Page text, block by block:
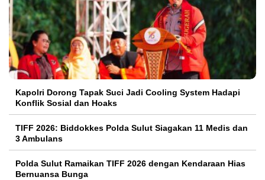
Kapolri Dorong Tapak Suci Jadi Cooling System Hadapi
Konflik Sosial dan Hoaks
TIFF 2026: Biddokkes Polda Sulut Siagakan 11 Medis dan
3 Ambulans
Polda Sulut Ramaikan TIFF 2026 dengan Kendaraan Hias
Bernuansa Bunga